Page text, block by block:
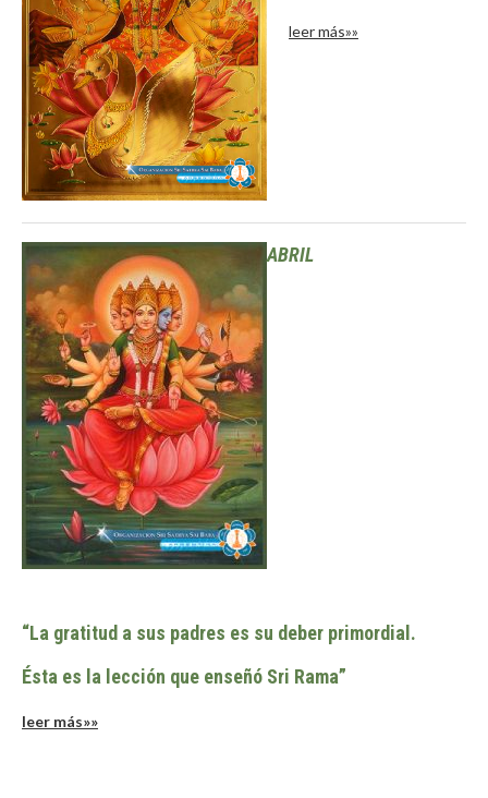
leer más»»
ABRIL
“La gratitud a sus padres es su deber primordial.
Ésta es la lección que enseñó Sri Rama”
leer más»»